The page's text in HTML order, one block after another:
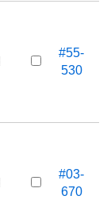
#55-
530
#03-
670